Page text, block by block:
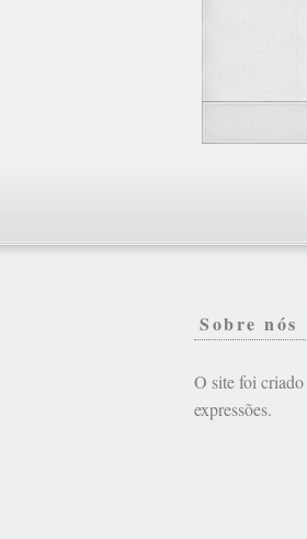
Sobre nós
O site foi
expressões.